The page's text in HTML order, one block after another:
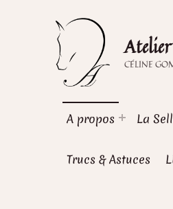
CÉLINE
A propos La
Trucs & Astuces